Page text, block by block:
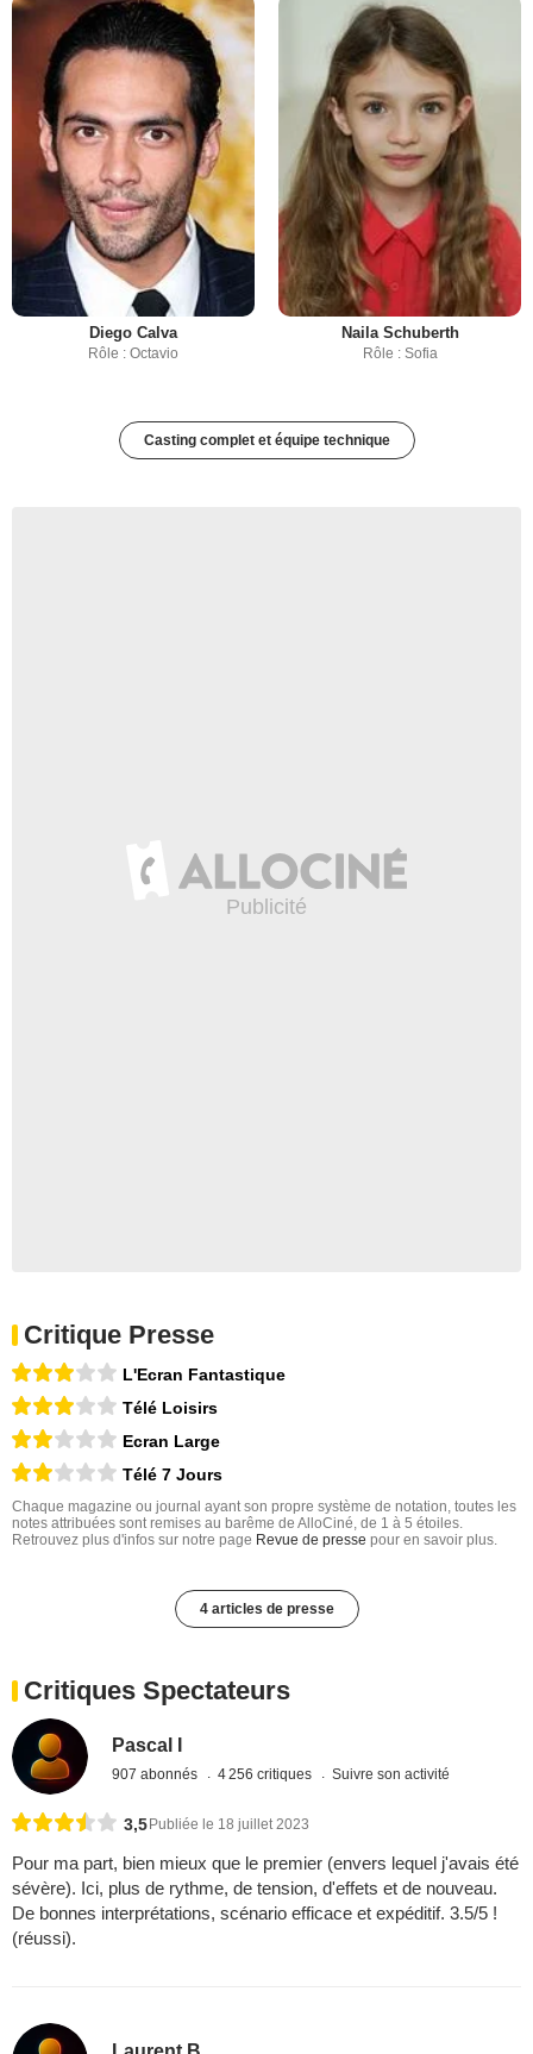
Diego Calva
Rôle : Octavio
Naila Schuberth
Rôle : Sofia
Casting complet et équipe technique
Critique Presse
L'Ecran Fantastique
Télé Loisirs
Ecran Large
Télé 7 Jours
Chaque magazine ou journal ayant son propre système de notation, toutes les
notes attribuées sont remises au barême de AlloCiné, de 1 à 5 étoiles.
Retrouvez plus d'infos sur notre page Revue de presse pour en savoir plus.
4 articles de presse
Critiques Spectateurs
Pascal I
907 abonnés 4 256 critiques Suivre son activité
3,5 Publiée le 18 juillet 2023
Pour ma part, bien mieux que le premier (envers lequel j'avais été
sévère). Ici, plus de rythme, de tension, d'effets et de nouveau.
De bonnes interprétations, scénario efficace et expéditif. 3.5/5 !
(réussi).